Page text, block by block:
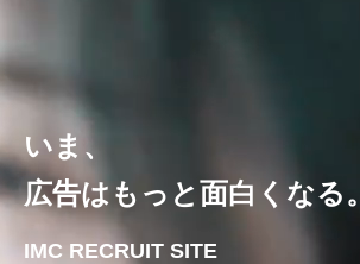
いま、
広告はもっと面白くなる。
IMC RECRUIT SITE